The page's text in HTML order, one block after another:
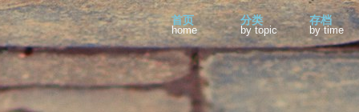
首页
home
分类
by topic
存档
by time